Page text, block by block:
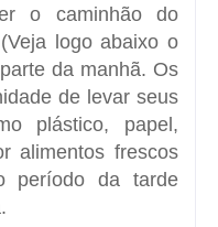
o caminhão do
logo abaixo o
da manhã. Os
de levar seus
plástico, papel,
alimentos frescos
período da tarde